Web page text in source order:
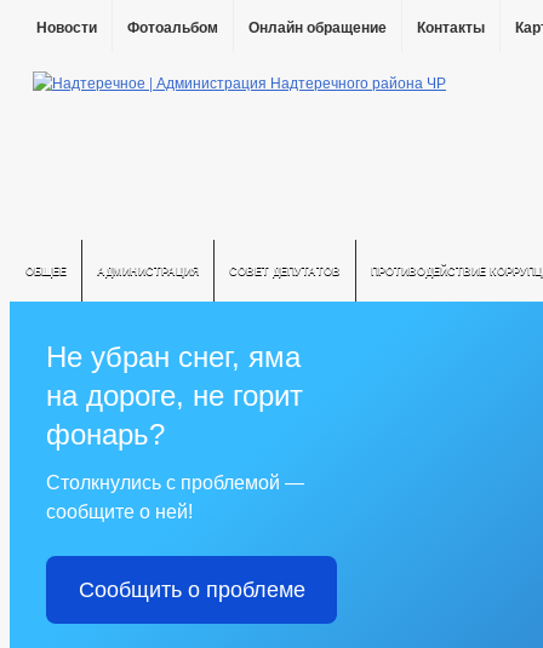
Новости Фотоальбом Онлайн обращение Контакты
ОБЩЕЕ АДМИНИСТРАЦИЯ СОВЕТ ДЕПУТАТОВ ПРОТИВОДЕЙСТВИЕ
Не убран снег, яма
на дороге, не горит
фонарь?
Столкнулись с проблемой —
сообщите о ней!
Сообщить о проблеме